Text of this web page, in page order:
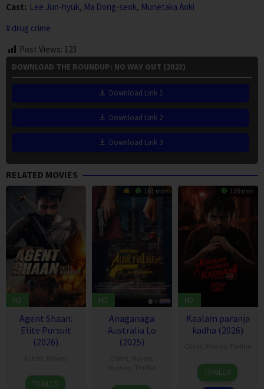
Cast: Lee Jun-hyuk, Ma Dong-seok, Munetaka Aoki
drug crime
Post Views: 123
DOWNLOAD THE ROUNDUP: NO WAY OUT (2023)
Download Link 1
Download Link 2
Download Link 3
RELATED MOVIES
HD
Agent Shaan:
Elite Pursuit
(2026)
5
TRAILER
161 min
HD
Anaganaga
Australia Lo
(2025)
139 min
HD
Kaalam paranja
kadha (2026)
31
Jul
TRAILER